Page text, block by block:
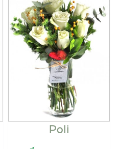
Poli